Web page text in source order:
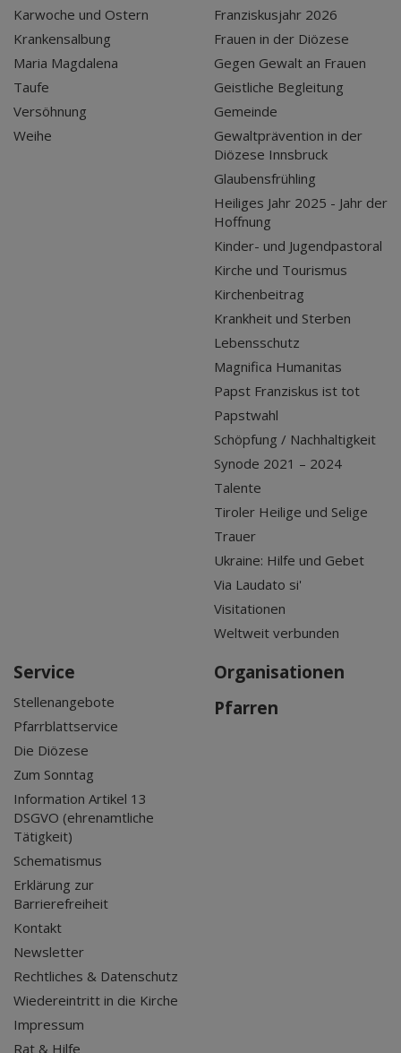
Karwoche und Ostern
Krankensalbung
Maria Magdalena
Taufe
Versöhnung
Weihe
Franziskusjahr 2026
Frauen in der Diözese
Gegen Gewalt an Frauen
Geistliche Begleitung
Gemeinde
Gewaltprävention in der
Diözese Innsbruck
Glaubensfrühling
Heiliges Jahr 2025 - Jahr der
Hoffnung
Kinder- und Jugendpastoral
Kirche und Tourismus
Kirchenbeitrag
Krankheit und Sterben
Lebensschutz
Magnifica Humanitas
Papst Franziskus ist tot
Papstwahl
Schöpfung / Nachhaltigkeit
Synode 2021 – 2024
Talente
Tiroler Heilige und Selige
Trauer
Ukraine: Hilfe und Gebet
Via Laudato si'
Visitationen
Weltweit verbunden
Service
Stellenangebote
Pfarrblattservice
Die Diözese
Zum Sonntag
Information Artikel 13
DSGVO (ehrenamtliche
Tätigkeit)
Schematismus
Erklärung zur
Barrierefreiheit
Kontakt
Newsletter
Rechtliches & Datenschutz
Wiedereintritt in die Kirche
Impressum
Rat & Hilfe
Organisationen
Pfarren